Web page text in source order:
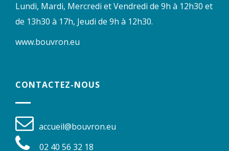
Lundi, Mardi, Mercredi et Vendredi de 9h à 12h30 et
de 13h30 à 17h, Jeudi de 9h à 12h30.
www.bouvron.eu
CONTACTEZ-NOUS
accueil@bouvron.eu
02 40 56 32 18